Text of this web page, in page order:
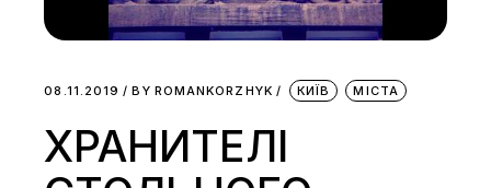
08.11.2019 BY ROMANKORZHYK КИЇВ МІСТА
ХРАНИТЕЛІ